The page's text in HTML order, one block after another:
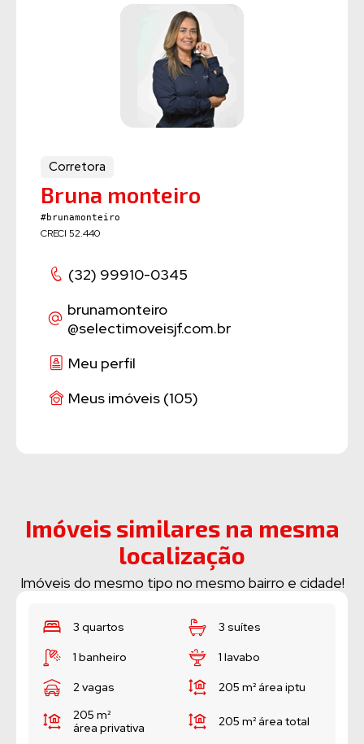
Corretora
Bruna monteiro
#brunamonteiro
CRECI 52.440
(32) 99910-0345
brunamonteiro
@selectimoveisjf.com.br
Meu perfil
Meus imóveis (105)
Imóveis similares na mesma
localização
Imóveis do mesmo tipo no mesmo bairro e cidade!
3 quartos 3 suítes
1 banheiro 1 lavabo
2 vagas 205 m²área iptu
205 m²
área privativa
205 m²área total